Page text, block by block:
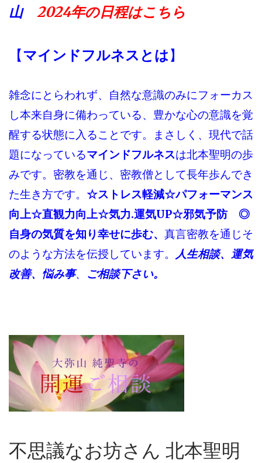
山 2024年の日程はこちら
【マインドフルネスとは】
雑念にとらわれず、自然な意識のみにフォーカス
し本来自身に備わっている、豊かな心の意識を覚
醒する状態に入ることです。まさしく、現代で話
題になっているマインドフルネスは北本聖明の歩
みです。密教を通じ、密教僧として長年歩んでき
た生き方です。 ☆ストレス軽減☆パフォーマンス
向上☆直観力向上☆気力.運気UP☆邪気予防 ◎
自身の気質を知り幸せに歩む、 真言密教を通じそ
のような方法を伝授しています。 人生相談、運気
改善、悩み事、 ご相談下さい。
不思議なお坊さん 北本聖明